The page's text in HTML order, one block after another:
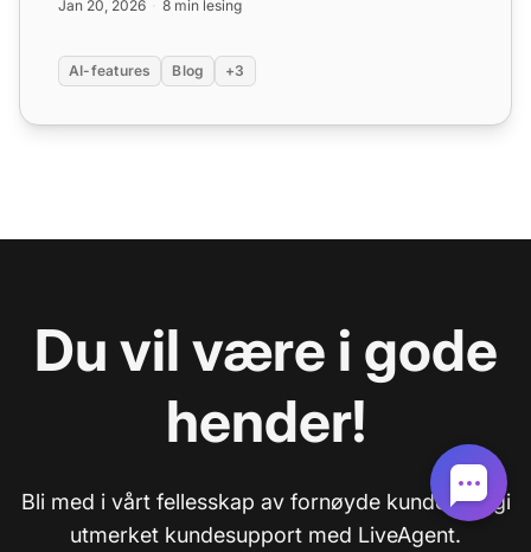
Jan 20, 2026 8 min lesing
AI-features Blog +3
Du vil være i gode
hender!
Bli med i vårt fellesskap av fornøyde kunder og gi
utmerket kundesupport med LiveAgent.